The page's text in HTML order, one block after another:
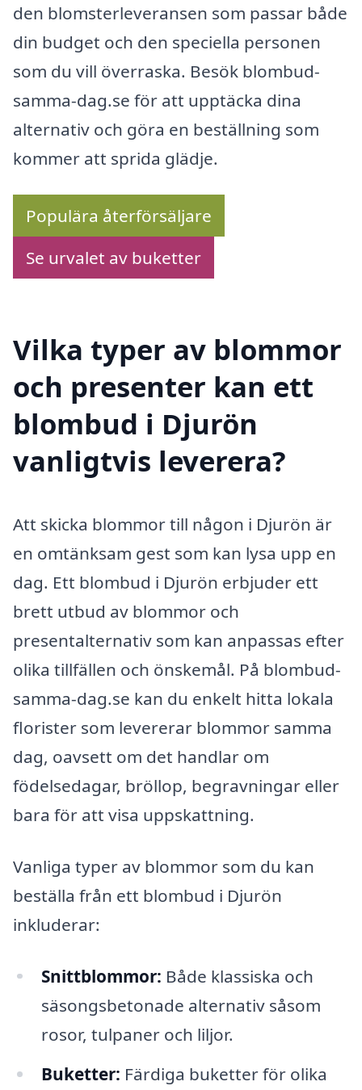
den blomsterleveransen som passar både
din budget och den speciella personen
som du vill överraska. Besök blombud-
samma-dag.se för att upptäcka dina
alternativ och göra en beställning som
kommer att sprida glädje.
Populära återförsäljare
Se urvalet av buketter
Vilka typer av blommor
och presenter kan ett
blombud i Djurön
vanligtvis leverera?
Att skicka blommor till någon i Djurön är
en omtänksam gest som kan lysa upp en
dag. Ett blombud i Djurön erbjuder ett
brett utbud av blommor och
presentalternativ som kan anpassas efter
olika tillfällen och önskemål. På blombud-
samma-dag.se kan du enkelt hitta lokala
florister som levererar blommor samma
dag, oavsett om det handlar om
födelsedagar, bröllop, begravningar eller
bara för att visa uppskattning.
Vanliga typer av blommor som du kan
beställa från ett blombud i Djurön
inkluderar:
Snittblommor: Både klassiska och
säsongsbetonade alternativ såsom
rosor, tulpaner och liljor.
Buketter: Färdiga buketter för olika